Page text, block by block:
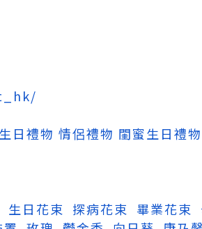
日禮物 情侶禮物 閨蜜生日禮物
生日花束 探病花束 畢業花束